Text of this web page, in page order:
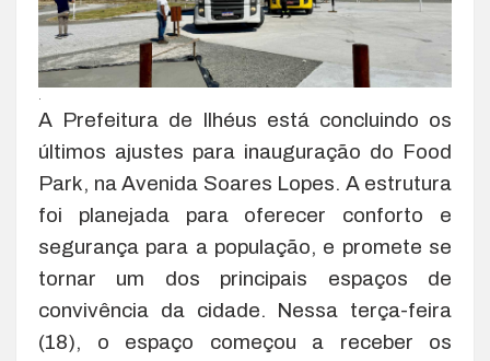
.
A Prefeitura de Ilhéus está concluindo os
últimos ajustes para inauguração do Food
Park, na Avenida Soares Lopes. A estrutura
foi planejada para oferecer conforto e
segurança para a população, e promete se
tornar um dos principais espaços de
convivência da cidade. Nessa terça-feira
(18), o espaço começou a receber os